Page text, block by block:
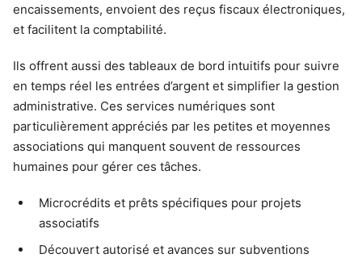
encaissements, envoient des reçus fiscaux électroniques,
et facilitent la comptabilité.
Ils offrent aussi des tableaux de bord intuitifs pour suivre
en temps réel les entrées d’argent et simplifier la gestion
administrative. Ces services numériques sont
particulièrement appréciés par les petites et moyennes
associations qui manquent souvent de ressources
humaines pour gérer ces tâches.
Microcrédits et prêts spécifiques pour projets
associatifs
Découvert autorisé et avances sur subventions